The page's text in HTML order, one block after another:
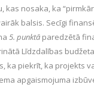
kas nosaka, ka
balsis. Secīgi
5. punktā paredzētā
Līdzdalības
ka piekrīt, ka projekts
apgaismojuma